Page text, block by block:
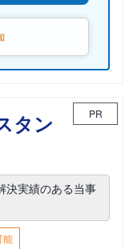
タン
PR
決実績のある当事
能